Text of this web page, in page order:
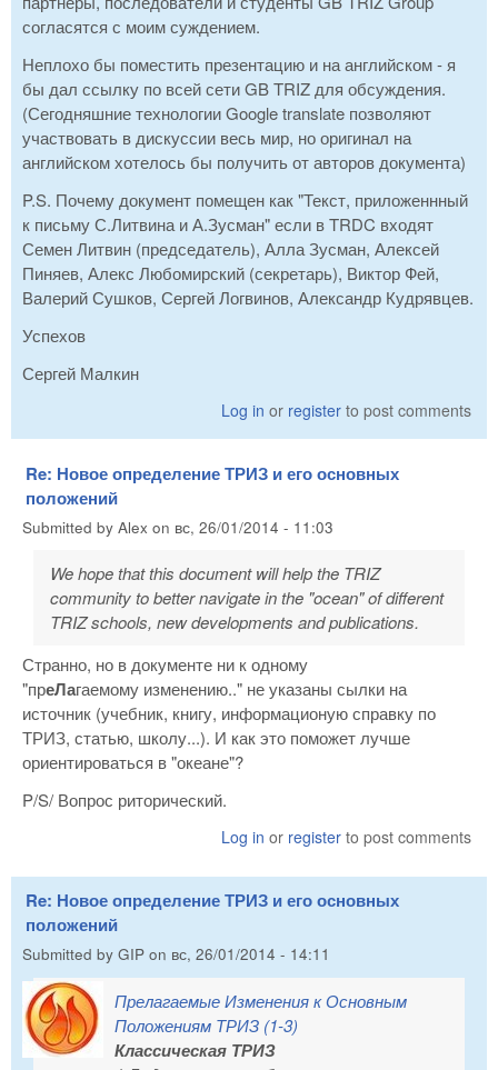
согласятся с моим суждением.
Неплохо бы поместить презентацию и на английском - я
бы дал ссылку по всей сети GB TRIZ для обсуждения.
(Сегодняшние технологии Google translate позволяют
участвовать в дискуссии весь мир, но оригинал на
английском хотелось бы получить от авторов документа)
P.S. Почему документ помещен как "Текст, приложеннный
к письму С.Литвина и А.Зусман" если в TRDC входят
Семен Литвин (председатель), Алла Зусман, Алексей
Пиняев, Алекс Любомирский (секретарь), Виктор Фей,
Валерий Сушков, Сергей Логвинов, Александр Кудрявцев.
Успехов
Сергей Малкин
Log in or register to post comments
Re: Новое определение ТРИЗ и его основных
положений
Submitted by Alex on вс, 26/01/2014 - 11:03
We hope that this document will help the TRIZ
community to better navigate in the "ocean" of different
TRIZ schools, new developments and publications.
Странно, но в документе ни к одному
"преЛагаемому изменению.." не указаны сылки на
источник (учебник, книгу, информационую справку по
ТРИЗ, статью, школу...). И как это поможет лучше
ориентироваться в "океане"?
P/S/ Вопрос риторический.
Log in or register to post comments
Re: Новое определение ТРИЗ и его основных
положений
Submitted by GIP on вс, 26/01/2014 - 14:11
Прелагаемые Изменения к Основным
Положениям ТРИЗ (1-3)
Классическая ТРИЗ